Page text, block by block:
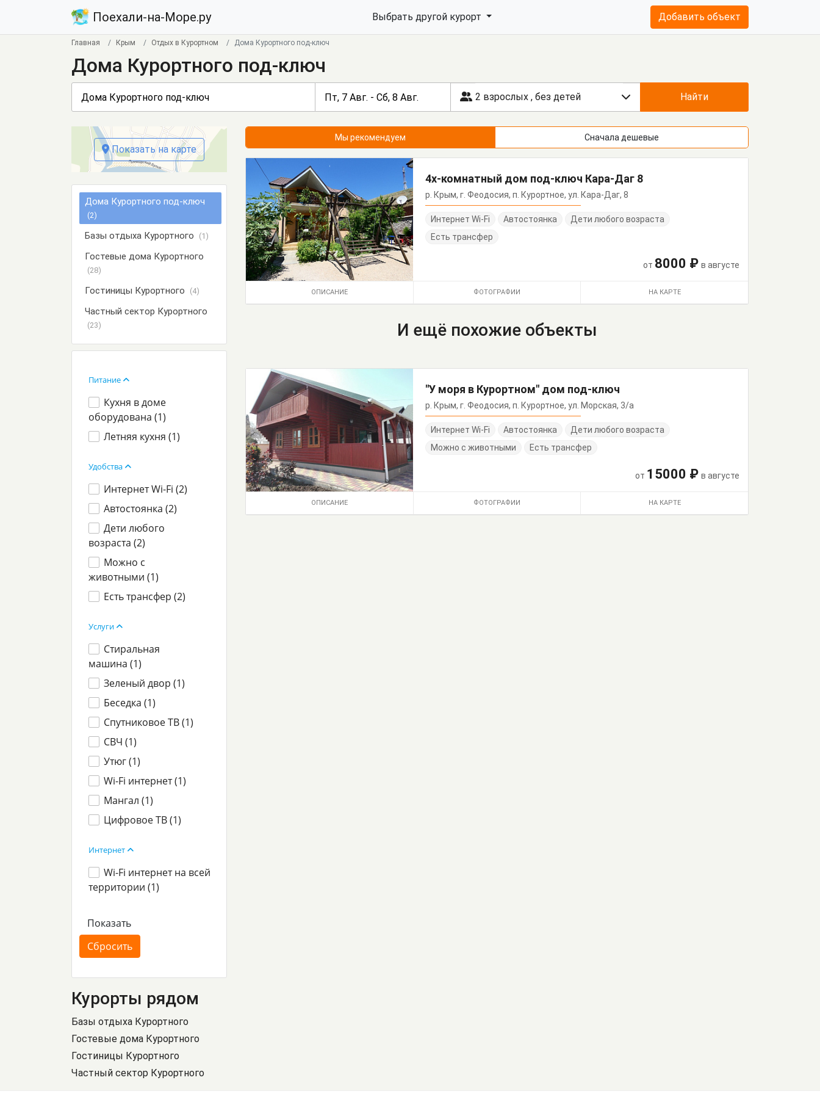
Поехали-на-Море.ру Выбрать другой курорт Добавить объект
Главная Крым Отдых в Курортном Дома Курортного под-ключ
Дома Курортного под-ключ
2 взрослых , без детей Найти
Мы рекомендуем Сначала дешевые
4х-комнатный дом под-ключ Кара-Даг 8
р. Крым, г. Феодосия, п. Курортное, ул. Кара-Даг, 8
Интернет Wi-Fi Автостоянка
Дети любого возраста
Есть трансфер
от 8000 ₽ в августе
ОПИСАНИЕ ФОТОГРАФИИ НА КАРТЕ
И ещё похожие объекты
"У моря в Курортном" дом под-ключ
р. Крым, г. Феодосия, п. Курортное, ул. Морская, 3/а
Интернет Wi-Fi Автостоянка
Дети любого возраста
Можно с животными
Есть трансфер
от 15000 ₽ в августе
ОПИСАНИЕ ФОТОГРАФИИ НА КАРТЕ
Показать на карте
Дома Курортного под-ключ
(2)
Базы отдыха Курортного (1)
Гостевые дома Курортного
(28)
Гостиницы Курортного (4)
Частный сектор Курортного
(23)
Питание
Кухня в доме
оборудована (1)
Летняя кухня (1)
Удобства
Интернет Wi-Fi (2)
Автостоянка (2)
Дети любого
возраста (2)
Можно с
животными (1)
Есть трансфер (2)
Услуги
Стиральная
машина (1)
Зеленый двор (1)
Беседка (1)
Спутниковое ТВ (1)
СВЧ (1)
Утюг (1)
Wi-Fi интернет (1)
Мангал (1)
Цифровое ТВ (1)
Интернет
Wi-Fi интернет на всей
территории (1)
Курорты рядом
Базы отдыха Курортного
Гостевые дома Курортного
Гостиницы Курортного
Частный сектор Курортного